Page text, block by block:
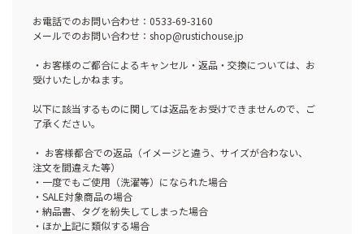
お電話でのお問い合わせ：0533-69-3160
メールでのお問い合わせ：shop@rustichouse.jp
・お客様のご都合によるキャンセル・返品・交換については、お
受けいたしかねます。
以下に該当するものに関しては返品をお受けできませんので、ご
了承ください。
・ お客様都合での返品（イメージと違う、サイズが合わない、
注文を間違えた等）
・一度でもご使用（洗濯等）になられた場合
・SALE対象商品の場合
・納品書、タグを紛失してしまった場合
・ほか上記に類似する場合